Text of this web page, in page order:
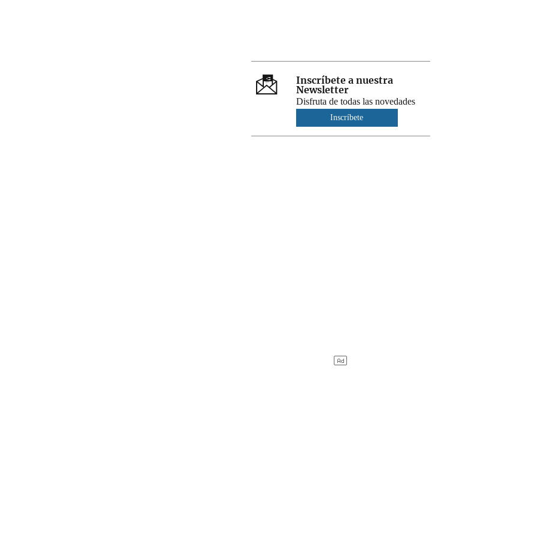
Inscríbete a nuestra
Newsletter
Disfruta de todas las novedades
Inscríbete